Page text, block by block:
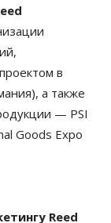
в
а также
— PSI
Goods Expo
Reed